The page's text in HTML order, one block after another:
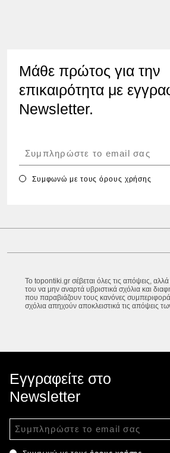
Μάθε πρώτος για την
επικαιρότητα με
Newsletter.
Συμφωνώ με τουςόρους χρήσης
Το topontiki.gr σέβεται όλες τις απόψεις, αλλά
του να μην αναρτά υβριστικά σχόλια και
που παραβιάζουν τους κανόνες
σχόλια απηχούν αποκλειστικά τις απόψεις
Εγγραφείτε στο
Newsletter